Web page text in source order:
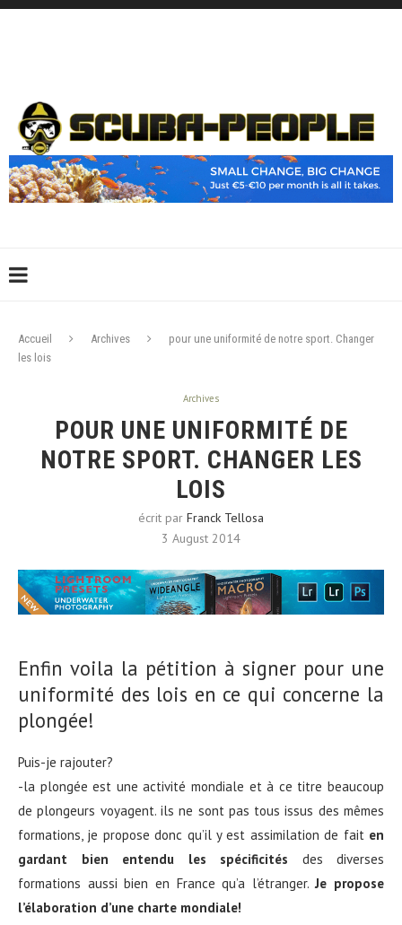
Accueil Archives
pour une uniformité de notre sport. Changer
les lois
Archives
POUR UNE UNIFORMITÉ DE
NOTRE SPORT. CHANGER LES
LOIS
écrit par Franck Tellosa
3 August 2014
Enfin voila la pétition à signer pour une
uniformité des lois en ce qui concerne la
plongée!
Puis-je rajouter?
-la plongée est une activité mondiale et à ce titre beaucoup
de plongeurs voyagent. ils ne sont pas tous issus des mêmes
formations, je propose donc qu’il y est assimilation de fait en
gardant bien entendu les spécificités des diverses
formations aussi bien en France qu’a l’étranger.Je propose
l’élaboration d’une charte mondiale!